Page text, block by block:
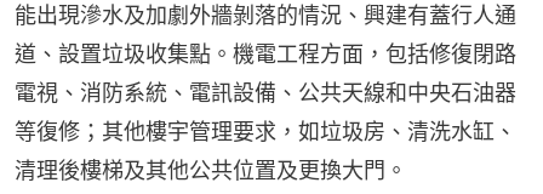
能出現滲水及加劇外牆剝落的情況、興建有蓋行人通
道、設置垃圾收集點。機電工程方面，包括修復閉路
電視、消防系統、電訊設備、公共天線和中央石油器
等復修；其他樓宇管理要求，如垃圾房、清洗水缸、
清理後樓梯及其他公共位置及更換大門。